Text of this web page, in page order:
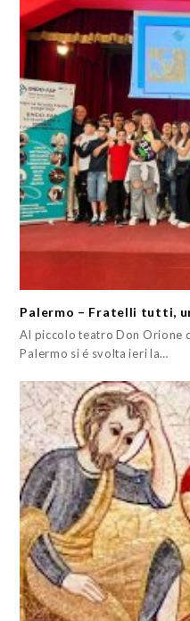
Palermo – Fratelli tutti,
Al piccolo teatro Don Orione
Palermo si é svolta ieri la…